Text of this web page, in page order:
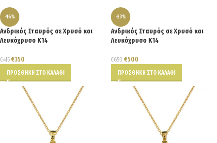
-16%
Ανδρικός Σταυρός σε Χρυσό και
Λευκόχρυσο Κ14
€415 €350
ΠΡΟΣΘΉΚΗ ΣΤΟ ΚΑΛΆΘΙ
-23%
Ανδρικός Σταυρός σε Χρυσό και
Λευκόχρυσο Κ14
€650 €500
ΠΡΟΣΘΉΚΗ ΣΤΟ ΚΑΛΆΘΙ